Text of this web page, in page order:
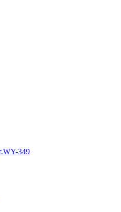
349